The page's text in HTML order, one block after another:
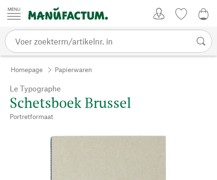
Passer au contenu
Homepage Papierwaren
Le Typographe
Schetsboek Brussel
Portretformaat